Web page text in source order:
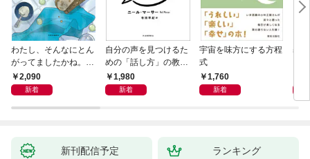
わたし、そんなにとん
がってましたかね。
獅子座、Ａ型、丙午は
めぐる
2,090
新着
自分の声を見つけるた
めの「話し方」の教
室 Ｏｒａｃｙ（オラ
シー）
1,980
新着
宇宙を味方にする方程
式
1,760
新着
基
新刊配信予定 ランキング